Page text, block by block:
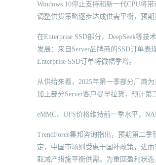
Windows 10停止支持和新一代CPU将
调整供货策略逐步达成供需平衡，预期
在Enterprise SSD部分，DeepSeek等
发展：来自Server品牌商的SSD订单
Enterprise SSD订单将微幅季增。
从供给来看，2025年第一季部分厂商
加上部分Server客户提早拉货，预计第
eMMC、UFS价格维持前一季水平，
TrendForce集邦咨询指出，预期第二
定，中国市场则受惠于国补政策，进
取减产措施平衡供需。为重回盈利状